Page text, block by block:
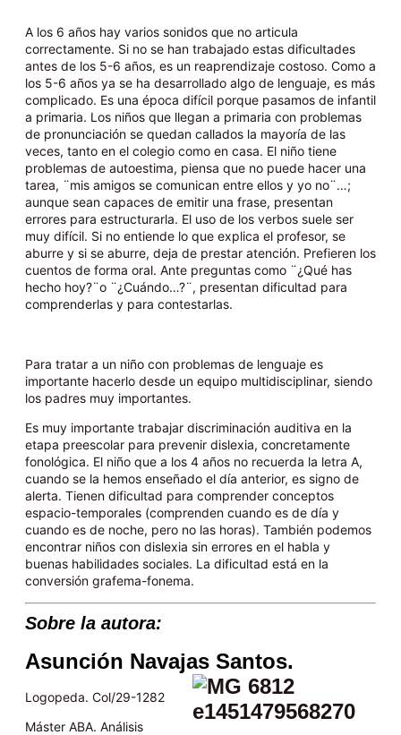
A los 6 años hay varios sonidos que no articula
correctamente. Si no se han trabajado estas dificultades
antes de los 5-6 años, es un reaprendizaje costoso. Como a
los 5-6 años ya se ha desarrollado algo de lenguaje, es más
complicado. Es una época difícil porque pasamos de infantil
a primaria. Los niños que llegan a primaria con problemas
de pronunciación se quedan callados la mayoría de las
veces, tanto en el colegio como en casa. El niño tiene
problemas de autoestima, piensa que no puede hacer una
tarea, ¨mis amigos se comunican entre ellos y yo no¨…;
aunque sean capaces de emitir una frase, presentan
errores para estructurarla. El uso de los verbos suele ser
muy difícil. Si no entiende lo que explica el profesor, se
aburre y si se aburre, deja de prestar atención. Prefieren los
cuentos de forma oral. Ante preguntas como ¨¿Qué has
hecho hoy?¨o ¨¿Cuándo…?¨, presentan dificultad para
comprenderlas y para contestarlas.
Para tratar a un niño con problemas de lenguaje es
importante hacerlo desde un equipo multidisciplinar, siendo
los padres muy importantes.
Es muy importante trabajar discriminación auditiva en la
etapa preescolar para prevenir dislexia, concretamente
fonológica. El niño que a los 4 años no recuerda la letra A,
cuando se la hemos enseñado el día anterior, es signo de
alerta. Tienen dificultad para comprender conceptos
espacio-temporales (comprenden cuando es de día y
cuando es de noche, pero no las horas). También podemos
encontrar niños con dislexia sin errores en el habla y
buenas habilidades sociales. La dificultad está en la
conversión grafema-fonema.
Sobre la autora:
Asunción Navajas Santos.
Logopeda. Col/29-1282
Máster ABA. Análisis